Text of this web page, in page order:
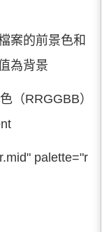
案的前景色和
為背景
（RRGGBB）
palette="r